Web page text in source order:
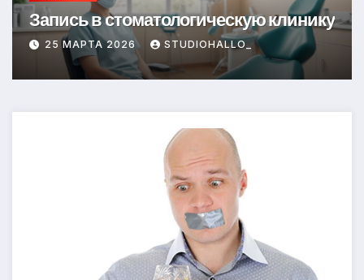
Запись в стоматологическую клинику
25 МАРТА 2026 STUDIOHALLO_